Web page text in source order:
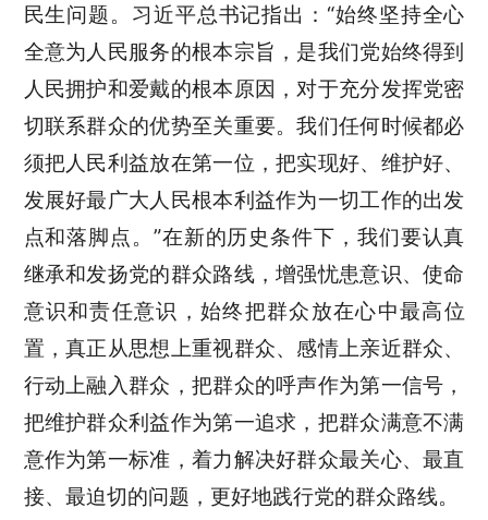
民生问题。习近平总书记指出：“始终坚持全心
全意为人民服务的根本宗旨，是我们党始终得到
人民拥护和爱戴的根本原因，对于充分发挥党密
切联系群众的优势至关重要。我们任何时候都必
须把人民利益放在第一位，把实现好、维护好、
发展好最广大人民根本利益作为一切工作的出发
点和落脚点。”在新的历史条件下，我们要认真
继承和发扬党的群众路线，增强忧患意识、使命
意识和责任意识，始终把群众放在心中最高位
置，真正从思想上重视群众、感情上亲近群众、
行动上融入群众，把群众的呼声作为第一信号，
把维护群众利益作为第一追求，把群众满意不满
意作为第一标准，着力解决好群众最关心、最直
接、最迫切的问题，更好地践行党的群众路线。